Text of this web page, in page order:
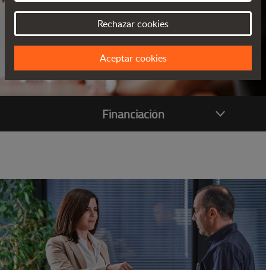
SIEMPRE A TU LADO
Financiación
Rechazar cookies
Aceptar cookies